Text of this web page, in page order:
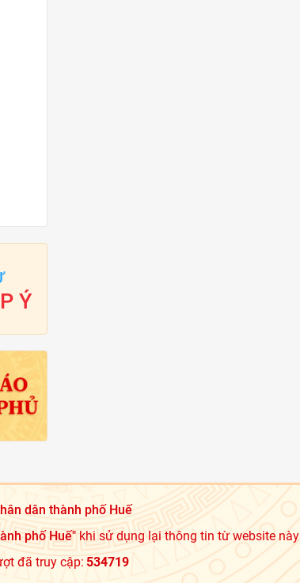
Ý
dân thành phố Huế
phố Huế"khi sử dụng lại thông tin từ website này
đã truy cập: 534719